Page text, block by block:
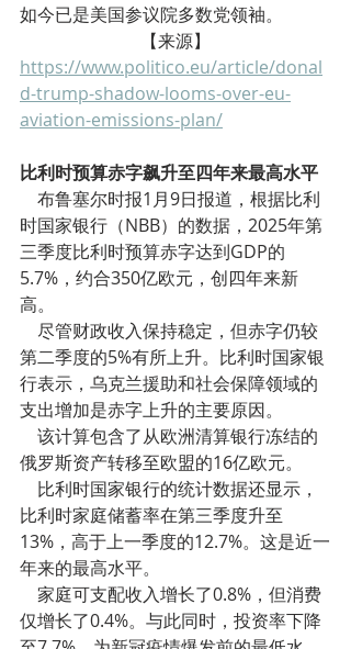
如今已是美国参议院多数党领袖。
【来源】
https://www.politico.eu/article/donal
d-trump-shadow-looms-over-eu-
aviation-emissions-plan/
比利时预算赤字飙升至四年来最高水平
布鲁塞尔时报1月9日报道，根据比利
时国家银行（NBB）的数据，2025年第
三季度比利时预算赤字达到GDP的
5.7%，约合350亿欧元，创四年来新
高。
尽管财政收入保持稳定，但赤字仍较
第二季度的5%有所上升。比利时国家银
行表示，乌克兰援助和社会保障领域的
支出增加是赤字上升的主要原因。
该计算包含了从欧洲清算银行冻结的
俄罗斯资产转移至欧盟的16亿欧元。
比利时国家银行的统计数据还显示，
比利时家庭储蓄率在第三季度升至
13%，高于上一季度的12.7%。这是近一
年来的最高水平。
家庭可支配收入增长了0.8%，但消费
仅增长了0.4%。与此同时，投资率下降